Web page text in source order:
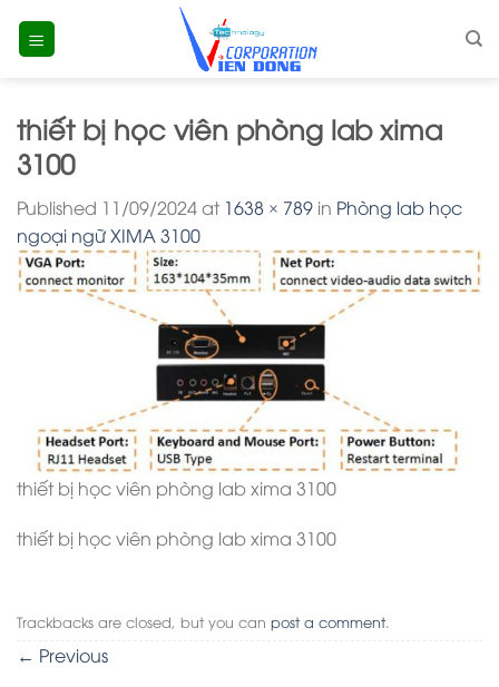
thiết bị học viên phòng lab xima
3100
Published 11/09/2024at 1638 × 789 in Phòng lab học
ngoại ngữ XIMA 3100
thiết bị học viên phòng lab xima 3100
thiết bị học viên phòng lab xima 3100
Trackbacks are closed, but you can post a comment.
← Previous